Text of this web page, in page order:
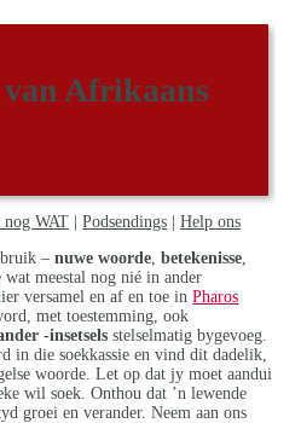
Afrikaans
nog WAT |Podsendings |Help ons
–nuwe woorde ,betekenisse
wat meestal nog nié in ander
versamel en af en toe inPharos
met toestemming, ook
-insetsels stelselmatig bygevoeg.
in die soekkassie en vind dit dadelik,
woorde. Let op dat jy moet aandui
wil soek. Onthou dat ’n lewende
groei en verander. Neem aan ons